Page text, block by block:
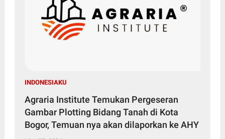
INDONESIAKU
Agraria Institute Temukan Pergeseran
Gambar Plotting Bidang Tanah di Kota
Bogor, Temuan nya akan dilaporkan ke AHY